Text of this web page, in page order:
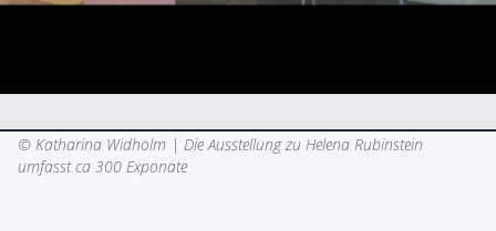
© Katharina Widholm | Die Ausstellung zu Helena Rubinstein
umfasst ca 300 Exponate